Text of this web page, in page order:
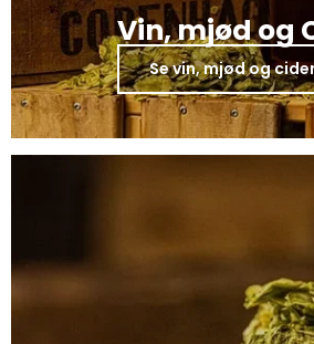
Vin, mjød og
Se vin, mjød og